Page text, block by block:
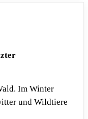
Im Winter
und Wildtiere